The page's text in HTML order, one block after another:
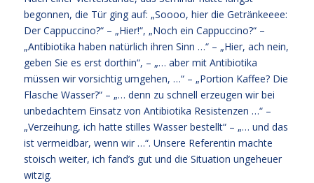
begonnen, die Tür ging auf: „Soooo, hier die Getränkeeee:
Der Cappuccino?“ – „Hier!“, „Noch ein Cappuccino?“ –
„Antibiotika haben natürlich ihren Sinn …“ – „Hier, ach nein,
geben Sie es erst dorthin“, – „… aber mit Antibiotika
müssen wir vorsichtig umgehen, …“ – „Portion Kaffee? Die
Flasche Wasser?“ – „… denn zu schnell erzeugen wir bei
unbedachtem Einsatz von Antibiotika Resistenzen …“ –
„Verzeihung, ich hatte stilles Wasser bestellt“ – „… und das
ist vermeidbar, wenn wir …“. Unsere Referentin machte
stoisch weiter, ich fand’s gut und die Situation ungeheuer
witzig.